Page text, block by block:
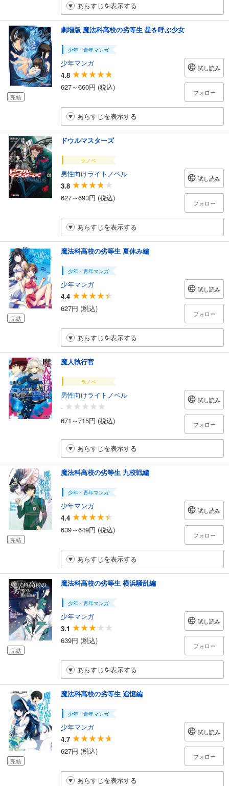
あらすじを表示する
完結
劇場版 魔法科高校の劣等生 星を呼ぶ少女
少年・青年マンガ
少年マンガ
4.8
627～660円 (税込)
試し読み
フォロー
あらすじを表示する
ドウルマスターズ
ラノベ
男性向けライトノベル
3.8
627～693円 (税込)
試し読み
フォロー
あらすじを表示する
完結
魔法科高校の劣等生 夏休み編
少年・青年マンガ
少年マンガ
4.4
627円 (税込)
試し読み
フォロー
あらすじを表示する
魔人執行官
ラノベ
男性向けライトノベル
-
671～715円 (税込)
試し読み
フォロー
あらすじを表示する
完結
魔法科高校の劣等生 九校戦編
少年・青年マンガ
少年マンガ
4.4
639～649円 (税込)
試し読み
フォロー
あらすじを表示する
完結
魔法科高校の劣等生 横浜騒乱編
少年・青年マンガ
少年マンガ
3.1
639円 (税込)
試し読み
フォロー
あらすじを表示する
完結
魔法科高校の劣等生 追憶編
少年・青年マンガ
少年マンガ
4.7
627円 (税込)
試し読み
フォロー
あらすじを表示する